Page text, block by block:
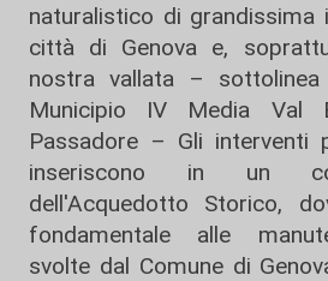
naturalistico di grandissima
città di Genova e,
nostra vallata –
Municipio IV Media Val
Passadore – Gli interventi
inseriscono in un
dell'Acquedotto Storico,
fondamentale alle
svolte dal Comune di